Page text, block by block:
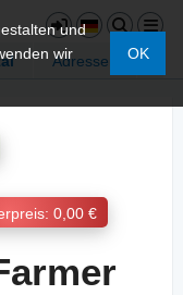
Adressen
und
wir
OK
0,00 €